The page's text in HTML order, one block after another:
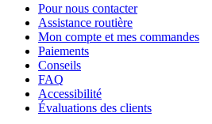
Pour nous contacter
Assistance routière
Mon compte et mes commandes
Paiements
Conseils
FAQ
Accessibilité
Évaluations des clients